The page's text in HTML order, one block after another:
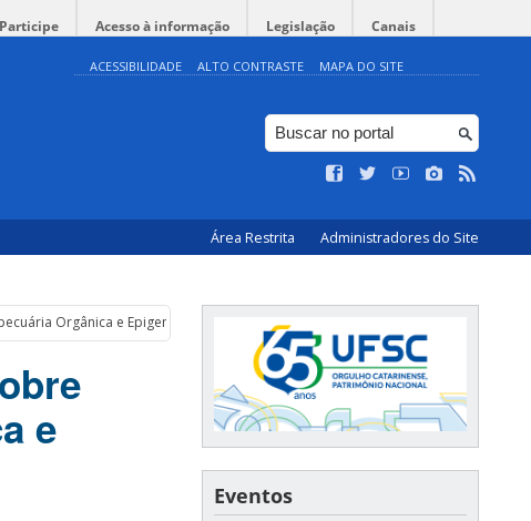
Participe Acesso à informação Legislação Canais
ACESSIBILIDADE ALTO CONTRASTE MAPA DO SITE
Área Restrita Administradores do Site
Orgânica e Epigenética
e
Eventos